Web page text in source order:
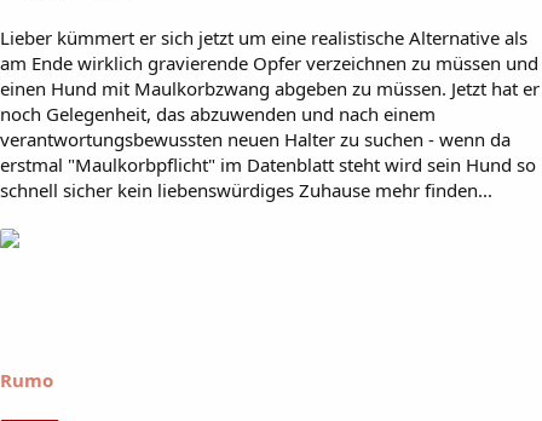
Lieber kümmert er sich jetzt um eine realistische Alternative als
am Ende wirklich gravierende Opfer verzeichnen zu müssen und
einen Hund mit Maulkorbzwang abgeben zu müssen. Jetzt hat er
noch Gelegenheit, das abzuwenden und nach einem
verantwortungsbewussten neuen Halter zu suchen - wenn da
erstmal "Maulkorbpflicht" im Datenblatt steht wird sein Hund so
schnell sicher kein liebenswürdiges Zuhause mehr finden...
Rumo